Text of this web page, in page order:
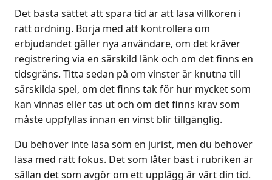
Det bästa sättet att spara tid är att läsa villkoren i
rätt ordning. Börja med att kontrollera om
erbjudandet gäller nya användare, om det kräver
registrering via en särskild länk och om det finns en
tidsgräns. Titta sedan på om vinster är knutna till
särskilda spel, om det finns tak för hur mycket som
kan vinnas eller tas ut och om det finns krav som
måste uppfyllas innan en vinst blir tillgänglig.
Du behöver inte läsa som en jurist, men du behöver
läsa med rätt fokus. Det som låter bäst i rubriken är
sällan det som avgör om ett upplägg är värt din tid.